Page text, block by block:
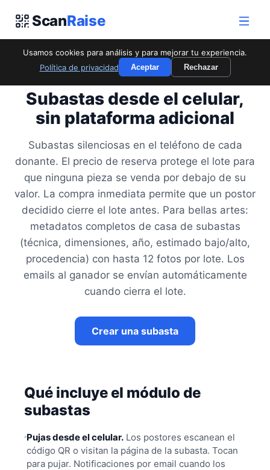
ScanRaise
Usamos cookies para análisis y para mejorar tu experiencia.
Política de privacidad
Aceptar
Rechazar
PARA SUBASTAS
Subastas desde el celular,
sin plataforma adicional
Subastas silenciosas en el teléfono de cada
donante. El precio de reserva protege el lote para
que ninguna pieza se venda por debajo de su
valor. La compra inmediata permite que un postor
decidido cierre el lote antes. Para bellas artes:
metadatos completos de casa de subastas
(técnica, dimensiones, año, estimado bajo/alto,
procedencia) con hasta 12 fotos por lote. Los
emails al ganador se envían automáticamente
cuando cierra el lote.
Crear una subasta
Qué incluye el módulo de
subastas
Pujas desde el celular. Los postores escanean el
código QR o visitan la página de la subasta. Tocan
para pujar. Notificaciones por email cuando los